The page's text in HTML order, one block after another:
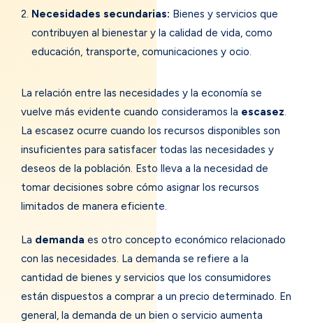
Necesidades secundarias: Bienes y servicios que
contribuyen al bienestar y la calidad de vida, como
educación, transporte, comunicaciones y ocio.
La relación entre las necesidades y la economía se
vuelve más evidente cuando consideramos la escasez.
La escasez ocurre cuando los recursos disponibles son
insuficientes para satisfacer todas las necesidades y
deseos de la población. Esto lleva a la necesidad de
tomar decisiones sobre cómo asignar los recursos
limitados de manera eficiente.
La demanda es otro concepto económico relacionado
con las necesidades. La demanda se refiere a la
cantidad de bienes y servicios que los consumidores
están dispuestos a comprar a un precio determinado. En
general, la demanda de un bien o servicio aumenta